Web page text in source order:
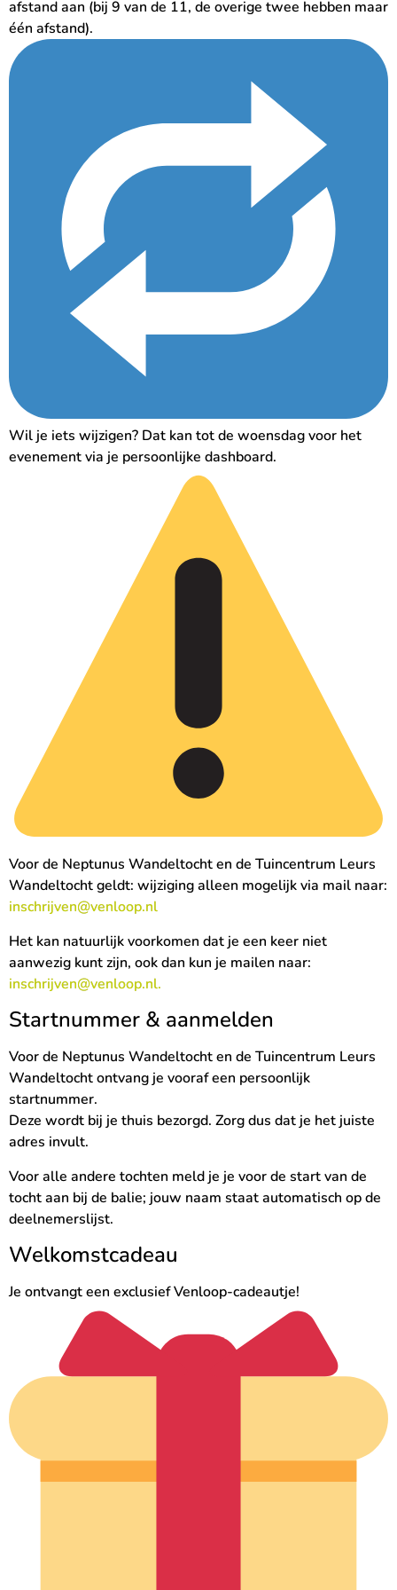
afstand aan (bij 9 van de 11, de overige twee hebben maar
één afstand).
Wil je iets wijzigen? Dat kan tot de woensdag voor het
evenement via je persoonlijke dashboard.
Voor de Neptunus Wandeltocht en de Tuincentrum Leurs
Wandeltocht geldt: wijziging alleen mogelijk via mail naar:
inschrijven@venloop.nl
Het kan natuurlijk voorkomen dat je een keer niet
aanwezig kunt zijn, ook dan kun je mailen naar:
inschrijven@venloop.nl.
Startnummer & aanmelden
Voor de Neptunus Wandeltocht en de Tuincentrum Leurs
Wandeltocht ontvang je vooraf een persoonlijk
startnummer.
Deze wordt bij je thuis bezorgd. Zorg dus dat je het juiste
adres invult.
Voor alle andere tochten meld je je voor de start van de
tocht aan bij de balie; jouw naam staat automatisch op de
deelnemerslijst.
Welkomstcadeau
Je ontvangt een exclusief Venloop-cadeautje!